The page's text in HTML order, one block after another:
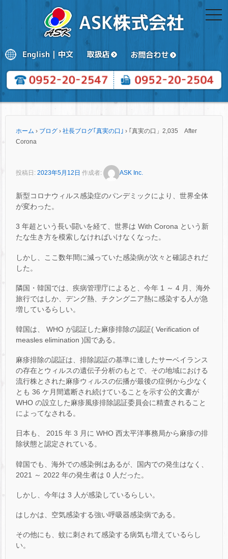
ホーム › ブログ › 社長ブログ｢真実の口｣ › ｢真実の口」2,035 After
Corona
投稿日: 2023年5月12日 作成者: ASK Inc.
新型コロナウィルス感染症のパンデミックにより、世界全体
が変わった。
3 年超という長い闘いを経て、世界は With Corona という新
たな生き方を模索しなければいけなくなった。
しかし、ここ数年間に減っていた感染病が次々と確認されだ
した。
隣国・韓国では、疾病管理庁によると、今年 1 ～ 4 月、海外
旅行ではしか、デング熱、チクングニア熱に感染する人が急
増しているらしい。
韓国は、 WHO が認証した麻疹排除の認証( Verification of
measles elimination )国である。
麻疹排除の認証は、排除認証の基準に達したサーベイランス
の存在とウィルスの遺伝子分析のもとで、その地域における
流行株とされた麻疹ウィルスの伝播が最後の症例から少なく
とも 36 ケ月間遮断され続けていることを示す公的文書が
WHO の設立した麻疹風疹排除認証委員会に精査されること
によってなされる。
日本も、 2015 年 3 月に WHO 西太平洋事務局から麻疹の排
除状態と認定されている。
韓国でも、海外での感染例はあるが、国内での発生はなく、
2021 ～ 2022 年の発生者は 0 人だった。
しかし、今年は 3 人が感染しているらしい。
はしかは、空気感染する強い呼吸器感染病である。
その他にも、蚊に刺されて感染する病気も増えているらし
い。